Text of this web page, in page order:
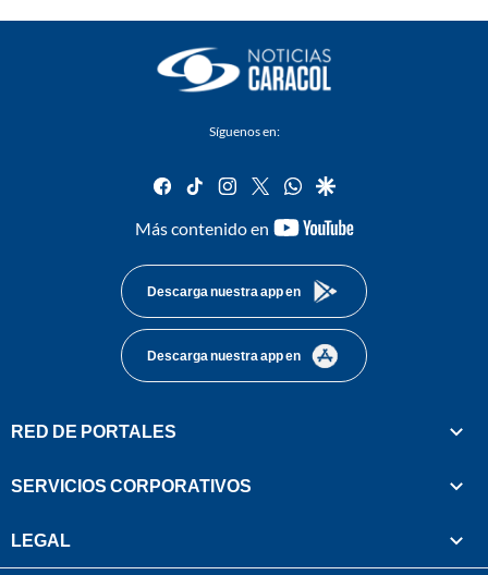
Síguenos en:
facebook
tiktok instagram
twitterwhatsapp
google
Más contenido en
youtube-
Descarga nuestra app en
Descarga nuestra app en
RED DE PORTALES
SERVICIOS CORPORATIVOS
LEGAL